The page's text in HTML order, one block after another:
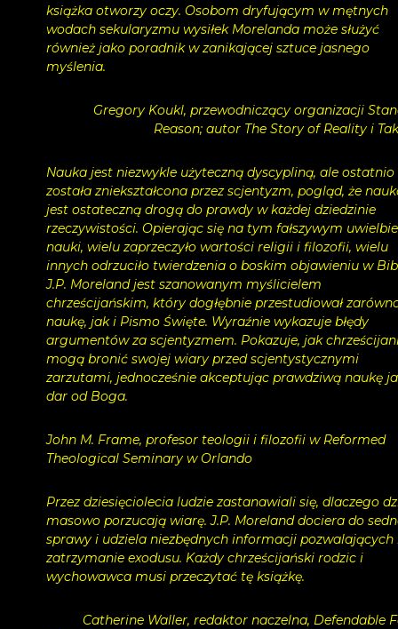
książka otworzy oczy. Osobom dryfującym w mętnych
wodach sekularyzmu wysiłek Morelanda może służyć
również jako poradnik w zanikającej sztuce jasnego
myślenia.
Gregory Koukl, przewodniczący organizacji
Reason; autor The Story of Reality i
Nauka jest niezwykle użyteczną dyscypliną, ale ostatnio
została zniekształcona przez scjentyzm, pogląd, że
jest ostateczną drogą do prawdy w każdej dziedzinie
rzeczywistości. Opierając się na tym fałszywym
nauki, wielu zaprzeczyło wartości religii i filozofii, wielu
innych odrzuciło twierdzenia o boskim objawieniu w
J.P. Moreland jest szanowanym myślicielem
chrześcijańskim, który dogłębnie przestudiował
naukę, jak i Pismo Święte. Wyraźnie wykazuje błędy
argumentów za scjentyzmem. Pokazuje, jak
mogą bronić swojej wiary przed scjentystycznymi
zarzutami, jednocześnie akceptując prawdziwą naukę
dar od Boga.
John M. Frame, profesor teologii i filozofii w Reformed
Theological Seminary w Orlando
Przez dziesięciolecia ludzie zastanawiali się, dlaczego
masowo porzucają wiarę. J.P. Moreland dociera do
sprawy i udziela niezbędnych informacji pozwalających
zatrzymanie exodusu. Każdy chrześcijański rodzic i
wychowawca musi przeczytać tę książkę.
Catherine Waller, redaktor naczelna, Defendable